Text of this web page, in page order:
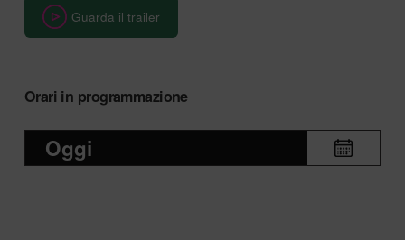
Guarda il trailer
Orari in programmazione
Oggi